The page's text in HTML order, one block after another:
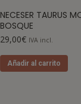
NECESER TAURUS
BOSQUE
29,00€ IVA incl.
Añadir al carrito